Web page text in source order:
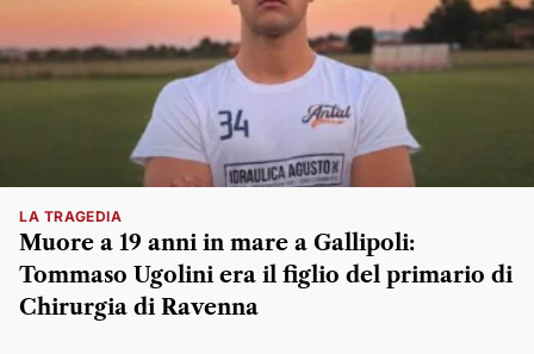
LA TRAGEDIA
Muore a 19 anni in mare a Gallipoli:
Tommaso Ugolini era il figlio del primario di
Chirurgia di Ravenna